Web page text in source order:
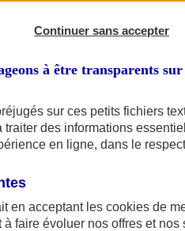
Continuer sans accepter
à être transparents
sur ces petits fichiers
traiter des informations
en ligne, dans le
en acceptant les cookies de
faire évoluer nos offres et nos